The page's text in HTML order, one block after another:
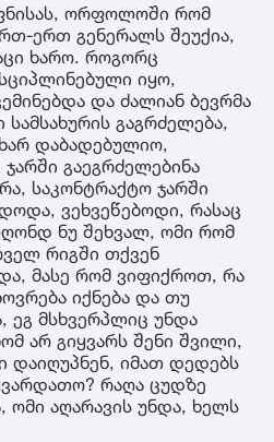
ორფოლოში რომ
ერთ გენერალს შეუქია,
ხარო. როგორც
იყო,
და ძალიან ბევრმა
გაგრძელება,
დაბადებულიო,
გაეგრძელებინა
საკონტრაქტო ჯარში
ვეხვეწებოდი, რასაც
ნუ შეხვალ, ომი რომ
რიგში თქვენ
მასე რომ ვიფიქროთ, რა
იქნება და თუ
ეგ მსხვერპლიც უნდა
არ გიყვარს შენი შვილი,
დაიღუპნენ, იმათ დედებს
რაღა ცუდზე
ომი აღარავის უნდა, ხელს